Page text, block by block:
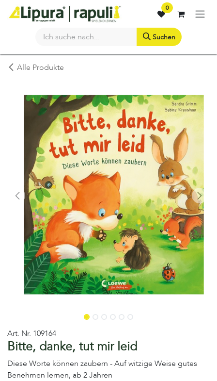
Zum Inhalt springen 0
Suchen
Alle Produkte
Art. Nr. 109164
Bitte, danke, tut mir leid
Diese Worte können zaubern - Auf witzige Weise gutes
Benehmen lernen, ab 2 Jahren